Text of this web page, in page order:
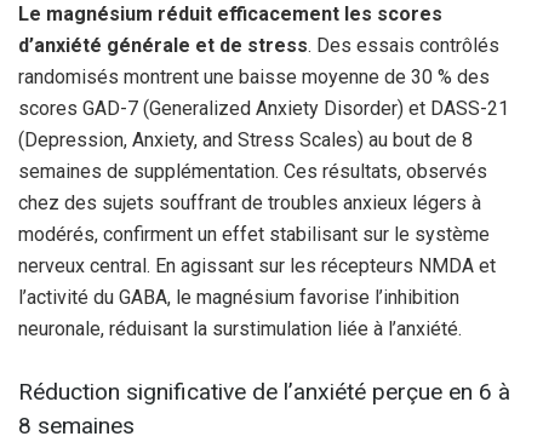
Le magnésium réduit efficacement les scores
d’anxiété générale et de stress. Des essais contrôlés
randomisés montrent une baisse moyenne de 30 % des
scores GAD-7 (Generalized Anxiety Disorder) et DASS-21
(Depression, Anxiety, and Stress Scales) au bout de 8
semaines de supplémentation. Ces résultats, observés
chez des sujets souffrant de troubles anxieux légers à
modérés, confirment un effet stabilisant sur le système
nerveux central. En agissant sur les récepteurs NMDA et
l’activité du GABA, le magnésium favorise l’inhibition
neuronale, réduisant la surstimulation liée à l’anxiété.
Réduction significative de l’anxiété perçue en 6 à
8 semaines